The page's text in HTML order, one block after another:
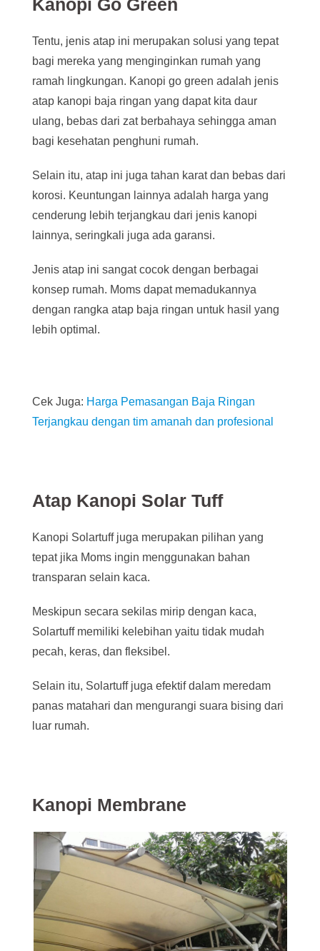
Kanopi Go Green
Tentu, jenis atap ini merupakan solusi yang tepat
bagi mereka yang menginginkan rumah yang
ramah lingkungan. Kanopi go green adalah jenis
atap kanopi baja ringan yang dapat kita daur
ulang, bebas dari zat berbahaya sehingga aman
bagi kesehatan penghuni rumah.
Selain itu, atap ini juga tahan karat dan bebas dari
korosi. Keuntungan lainnya adalah harga yang
cenderung lebih terjangkau dari jenis kanopi
lainnya, seringkali juga ada garansi.
Jenis atap ini sangat cocok dengan berbagai
konsep rumah. Moms dapat memadukannya
dengan rangka atap baja ringan untuk hasil yang
lebih optimal.
Cek Juga: Harga Pemasangan Baja Ringan
Terjangkau dengan tim amanah dan profesional
Atap Kanopi Solar Tuff
Kanopi Solartuff juga merupakan pilihan yang
tepat jika Moms ingin menggunakan bahan
transparan selain kaca.
Meskipun secara sekilas mirip dengan kaca,
Solartuff memiliki kelebihan yaitu tidak mudah
pecah, keras, dan fleksibel.
Selain itu, Solartuff juga efektif dalam meredam
panas matahari dan mengurangi suara bising dari
luar rumah.
Kanopi Membrane